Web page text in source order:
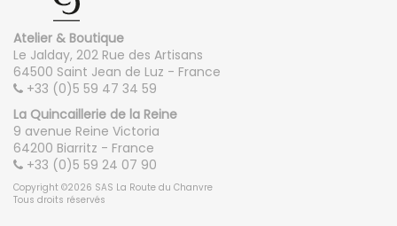
Atelier & Boutique
Le Jalday, 202 Rue des Artisans
64500 Saint Jean de Luz - France
+33 (0)5 59 47 34 59
La Quincaillerie de la Reine
9 avenue Reine Victoria
64200 Biarritz - France
+33 (0)5 59 24 07 90
Copyright ©2026 SAS La Route du Chanvre
Tous droits réservés